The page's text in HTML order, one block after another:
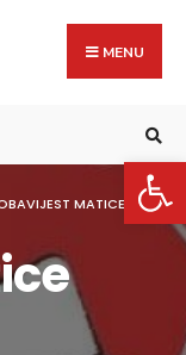
MENU
MATICE